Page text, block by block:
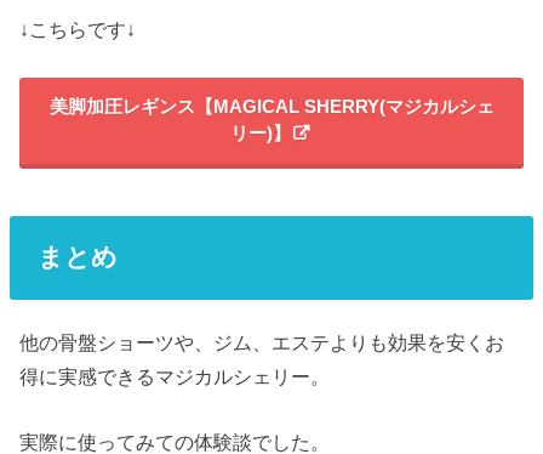
↓こちらです↓
美脚加圧レギンス【MAGICAL SHERRY(マジカルシェ
リー)】
まとめ
他の骨盤ショーツや、ジム、エステよりも効果を安くお
得に実感できるマジカルシェリー。
実際に使ってみての体験談でした。